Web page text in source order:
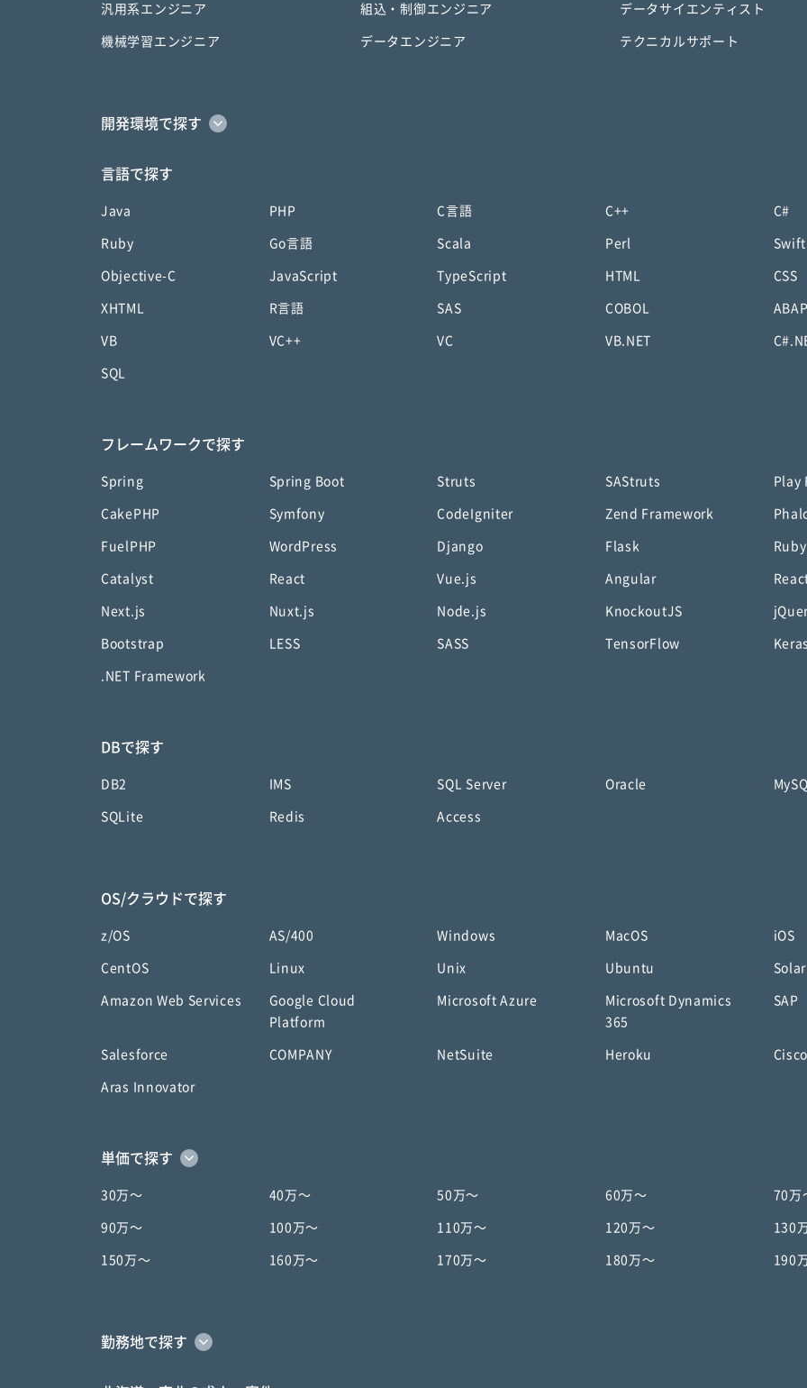
汎用系エンジニア 組込・制御エンジニア データサイエンティスト
機械学習エンジニア データエンジニア テクニカルサポート
開発環境で探す
言語で探す
Java PHP C言語 C++ C#
Ruby Go言語 Scala Perl Swift
Objective-C JavaScript TypeScript HTML CSS
XHTML R言語 SAS COBOL
VB VC++ VC VB.NET
SQL
フレームワークで探す
Spring Spring Boot Struts SAStruts Play
CakePHP Symfony CodeIgniter Zend Framework
FuelPHP WordPress Django Flask
Catalyst React Vue.js Angular
Next.js Nuxt.js Node.js KnockoutJS
Bootstrap LESS SASS TensorFlow
.NET Framework
DBで探す
DB2 IMS SQL Server Oracle
SQLite Redis Access
OS/クラウドで探す
z/OS AS/400 Windows MacOS iOS
CentOS Linux Unix Ubuntu
Amazon Web Services
Google Cloud
Platform
Microsoft Azure
Microsoft Dynamics
365
SAP
Salesforce COMPANY NetSuite Heroku
Aras Innovator
単価で探す
30万〜 40万〜 50万〜 60万〜 70万
90万〜 100万〜 110万〜 120万〜 130
150万〜 160万〜 170万〜 180万〜 190
勤務地で探す